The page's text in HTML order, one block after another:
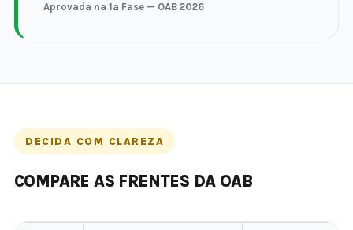
Aprovada na 1ª Fase — OAB 2026
DECIDA COM CLAREZA
COMPARE AS FRENTES DA OAB